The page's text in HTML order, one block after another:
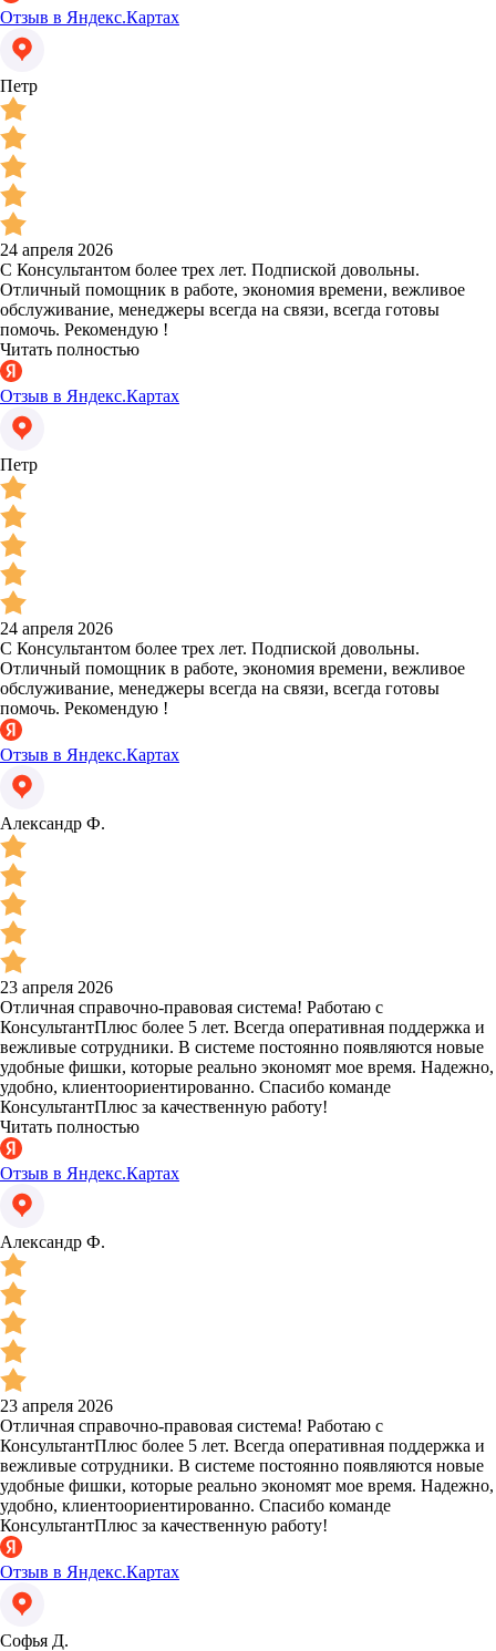
Отзыв в Яндекс.Картах
Петр
24 апреля 2026
С Консультантом более трех лет. Подпиской довольны.
Отличный помощник в работе, экономия времени, вежливое
обслуживание, менеджеры всегда на связи, всегда готовы
помочь. Рекомендую !
Читать полностью
Отзыв в Яндекс.Картах
Петр
24 апреля 2026
С Консультантом более трех лет. Подпиской довольны.
Отличный помощник в работе, экономия времени, вежливое
обслуживание, менеджеры всегда на связи, всегда готовы
помочь. Рекомендую !
Отзыв в Яндекс.Картах
Александр Ф.
23 апреля 2026
Отличная справочно-правовая система! Работаю с
КонсультантПлюс более 5 лет. Всегда оперативная поддержка и
вежливые сотрудники. В системе постоянно появляются новые
удобные фишки, которые реально экономят мое время. Надежно,
удобно, клиентоориентированно. Спасибо команде
КонсультантПлюс за качественную работу!
Читать полностью
Отзыв в Яндекс.Картах
Александр Ф.
23 апреля 2026
Отличная справочно-правовая система! Работаю с
КонсультантПлюс более 5 лет. Всегда оперативная поддержка и
вежливые сотрудники. В системе постоянно появляются новые
удобные фишки, которые реально экономят мое время. Надежно,
удобно, клиентоориентированно. Спасибо команде
КонсультантПлюс за качественную работу!
Отзыв в Яндекс.Картах
Софья Д.